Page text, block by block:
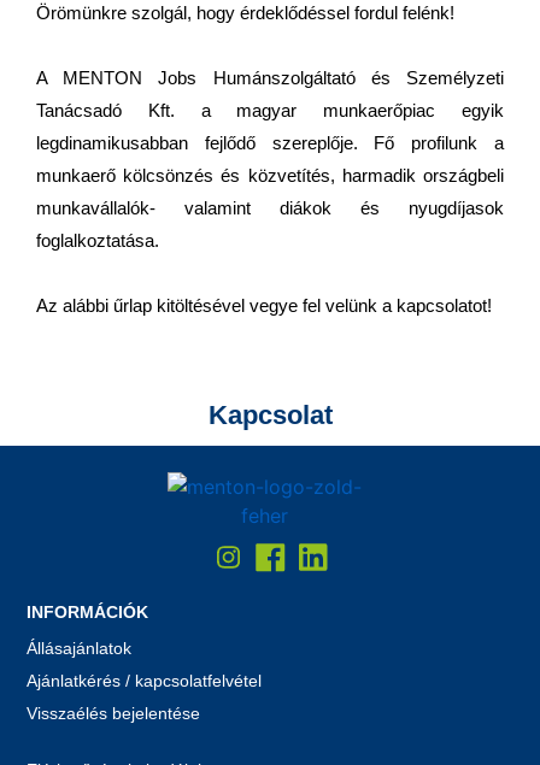
Örömünkre szolgál, hogy érdeklődéssel fordul felénk!
A MENTON Jobs Humánszolgáltató és Személyzeti
Tanácsadó Kft. a magyar munkaerőpiac egyik
legdinamikusabban fejlődő szereplője. Fő profilunk a
munkaerő kölcsönzés és közvetítés, harmadik országbeli
munkavállalók- valamint diákok és nyugdíjasok
foglalkoztatása.
Az alábbi űrlap kitöltésével vegye fel velünk a kapcsolatot!
Kapcsolat
INFORMÁCIÓK
Állásajánlatok
Ajánlatkérés / kapcsolatfelvétel
Visszaélés bejelentése